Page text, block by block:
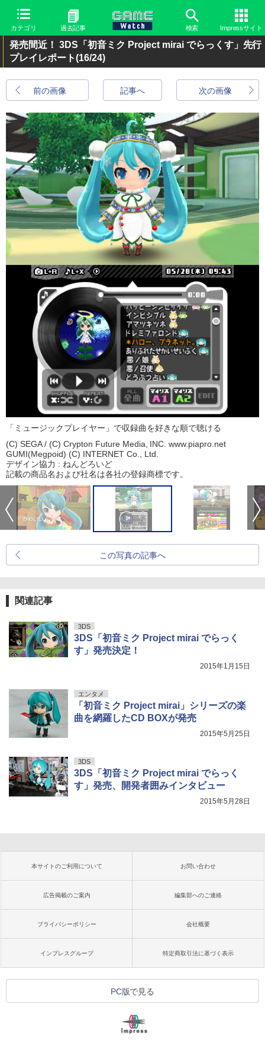
カテゴリ 過去記事 検索 Impressサイト
発売間近！ 3DS「初音ミク Project mirai でらっくす」先行
プレイレポート(16/24)
前の画像 次の画像
記事へ
「ミュージックプレイヤー」で収録曲を好きな順で聴ける
(C) SEGA / (C) Crypton Future Media, INC. www.piapro.net
GUMI(Megpoid) (C) INTERNET Co., Ltd.
デザイン協力 : ねんどろいど
記載の商品名および社名は各社の登録商標です。
この写真の記事へ
関連記事
3DS
3DS「初音ミク Project mirai でらっく
す」発売決定！
2015年1月15日
エンタメ
「初音ミク Project mirai」シリーズの楽
曲を網羅したCD BOXが発売
2015年5月25日
3DS
3DS「初音ミク Project mirai でらっく
す」発売、開発者囲みインタビュー
2015年5月28日
本サイトのご利用について お問い合わせ
広告掲載のご案内 編集部へのご連絡
プライバシーポリシー 会社概要
インプレスグループ 特定商取引法に基づく表示
PC版で見る